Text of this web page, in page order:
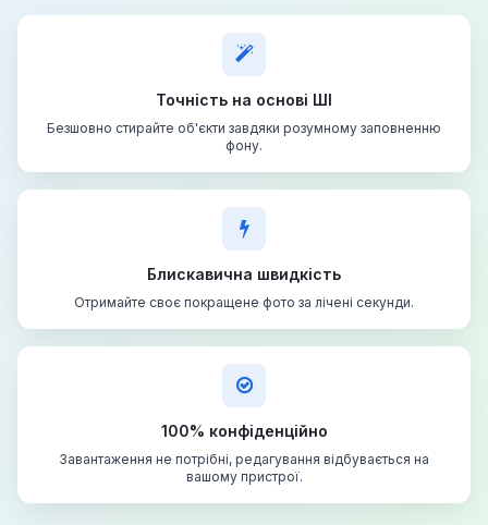
Точність на основі ШІ
Безшовно стирайте об'єкти завдяки розумному заповненню
фону.
Блискавична швидкість
Отримайте своє покращене фото за лічені секунди.
100% конфіденційно
Завантаження не потрібні, редагування відбувається на
вашому пристрої.